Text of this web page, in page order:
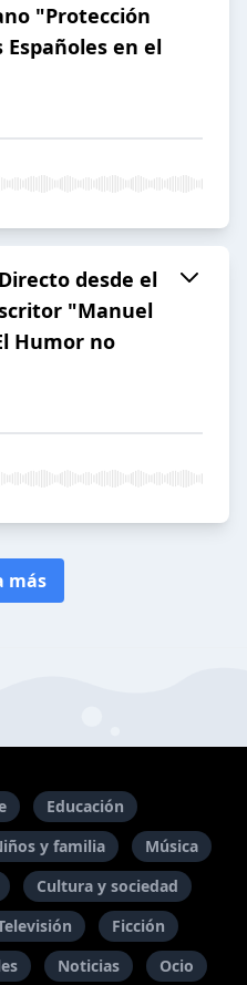
"Protección
Españoles en el
desde el
"Manuel
Humor no
más
Educación
y familia
Música
Cultura y sociedad
Ficción
Noticias Ocio